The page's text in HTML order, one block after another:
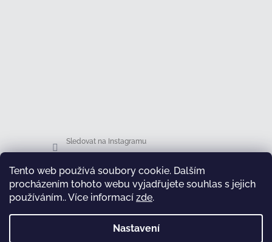
Tento web používá soubory cookie. Dalším
procházením tohoto webu vyjadřujete souhlas s jejich
používáním.. Více informací zde.
Nastavení
Sledovat na Instagramu
Facebook
test